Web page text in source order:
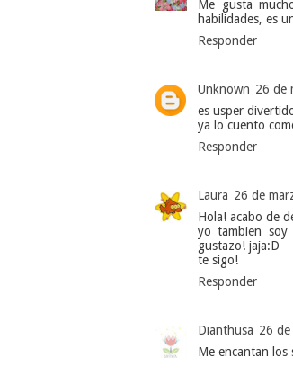
Me gusta
habilidades, es
Responder
Unknown 26 de
es usper
ya lo cuento
Responder
Laura 26 de
Hola! acabo de
yo tambien soy
gustazo! jaja:D
te sigo!
Responder
Dianthusa 26
Me encantan los